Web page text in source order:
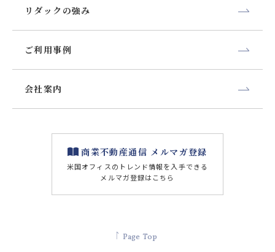
リダックの強み
ご利用事例
会社案内
商業不動産通信 メルマガ登録
米国オフィスのトレンド情報を⼊⼿できる
メルマガ登録はこちら
Page Top